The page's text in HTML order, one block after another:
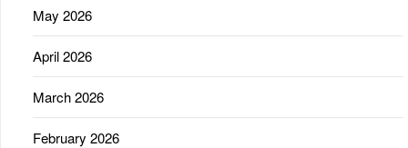
May 2026
April 2026
March 2026
February 2026